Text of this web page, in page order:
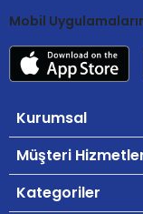
Mobil
Kurumsal
Müşteri
Kategoriler